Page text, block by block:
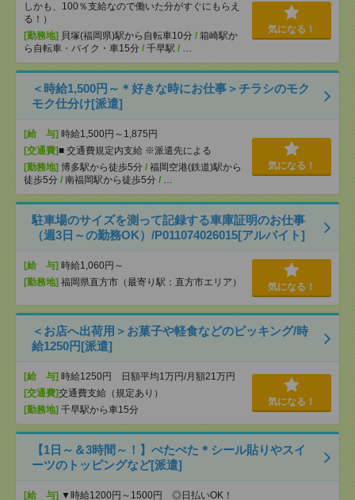
しかも、100％支給なので働いた分がすぐにもらえ
る！）
[勤務地] 貝塚(福岡県)駅から自転車10分 / 箱崎駅か
ら自転車・バイク・車15分 / 千早駅 / …
気になる！
＜時給1,500円～＊好きな時にお仕事＞チラシのモク
モク仕分け[派遣]
[給 与] 時給1,500円～1,875円
[交通費]■ 交通費規定内支給 ※派遣先による
[勤務地] 博多駅から徒歩5分 / 福岡空港(鉄道)駅から
徒歩5分 / 南福岡駅から徒歩5分 / …
気になる！
駐車場のサイズを測って記録する車庫証明のお仕事
（週3日～の勤務OK）/P011074026015[アルバイト]
[給 与] 時給1,060円～
[勤務地] 福岡県直方市（最寄り駅：直方市エリア） 気になる！
＜お店へ出荷用＞お菓子や軽食などのピッキング/時
給1250円[派遣]
[給 与] 時給1250円 日額平均1万円/月額21万円
[交通費]交通費支給（規定あり）
[勤務地] 千早駅から車15分
気になる！
【1日～＆3時間～！】ぺたぺた＊シール貼りやスイ
ーツのトッピングなど[派遣]
[給 与] ▼時給1200円～1500円 ◎日払いOK！